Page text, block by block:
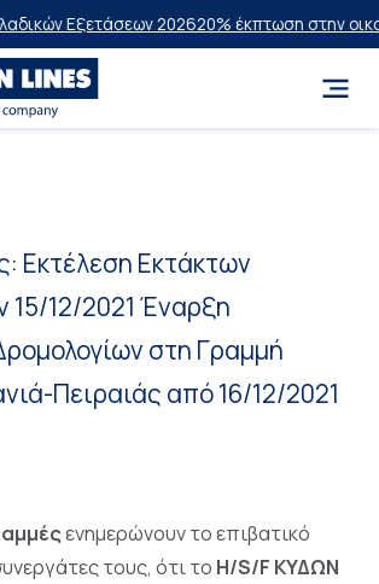
Εξετάσεων 202620% έκπτωση στην
Εκτέλεση Εκτάκτων
15/12/2021 Έναρξη
στη Γραμμή
Πειραιάς από 16/12/2021
ενημερώνουν το επιβατικό
τους, ότι το H/S/F ΚΥΔΩΝ